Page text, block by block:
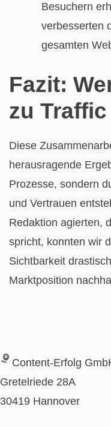
Besuchern
verbesserten
gesamten
Fazit:
zu
Diese
herausragende
Prozesse, sondern
und Vertrauen
Redaktion agierten,
spricht, konnten wir
Sichtbarkeit
Marktposition
Content-Erfolg
Gretelriede 28A
30419 Hannover